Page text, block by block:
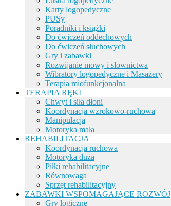
Karty logopedyczne
PUSy
Poradniki i książki
Do ćwiczeń oddechowych
Do ćwiczeń słuchowych
Gry i zabawki
Rozwijanie mowy i słownictwa
Wibratory logopedyczne i Masażery
Terapia miofunkcjonalna
TERAPIA RĘKI
Chwyt i siła dłoni
Koordynacja wzrokowo-ruchowa
Manipulacja
Motoryka mała
REHABILITACJA
Koordynacja ruchowa
Motoryka duża
Piłki rehabilitacyjne
Równowaga
Sprzęt rehabilitacyjny
ZABAWKI WSPOMAGAJĄCE ROZWÓJ
Gry logiczne